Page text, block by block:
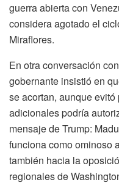
guerra abierta con
considera agotado el
Miraflores.
En otra conversación
gobernante insistió en
se acortan, aunque
adicionales podría
mensaje de Trump:
funciona como ominoso
también hacia la
regionales de